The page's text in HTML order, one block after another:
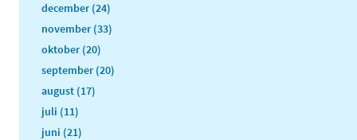
december (24)
november (33)
oktober (20)
september (20)
august (17)
juli (11)
juni (21)